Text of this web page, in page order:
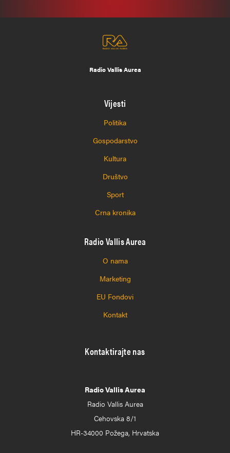
Radio Vallis Aurea
Vijesti
Politika
Gospodarstvo
Kultura
Društvo
Sport
Crna kronika
Radio Vallis Aurea
O nama
Marketing
EU Fondovi
Kontakt
Kontaktirajte nas
Radio Vallis Aurea
Radio Vallis Aurea
Cehovska 8/1
HR-34000 Požega, Hrvatska